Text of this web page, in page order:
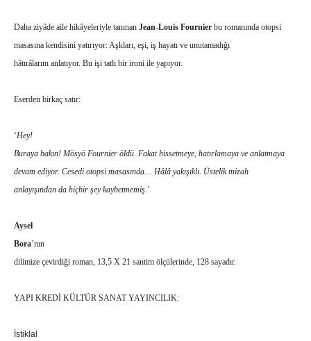
Daha ziyâde aile hikâyeleriyle tanınan Jean-Louis Fournier bu romanında otopsi
masasına kendisini yatırıyor: Aşkları, eşi, iş hayatı ve unutamadığı
hâtırâlarını anlatıyor. Bu işi tatlı bir ironi ile yapıyor.
Eserden birkaç satır:
‘Hey!
Buraya bakın! Mösyö Fournier öldü. Fakat hissetmeye, hatırlamaya ve anlatmaya
devam ediyor. Cesedi otopsi masasında… Hâlâ yakışıklı. Üstelik mizah
anlayışından da hiçbir şey kaybetmemiş.’
Aysel
Bora’nın
dilimize çevirdiği roman, 13,5 X 21 santim ölçülerinde, 128 sayadır.
YAPI KREDİ KÜLTÜR SANAT YAYINCILIK:
İstiklal